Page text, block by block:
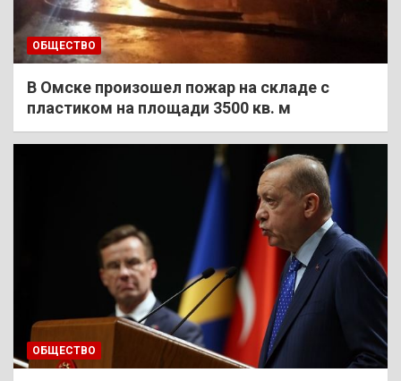
ОБЩЕСТВО
В Омске произошел пожар на складе с
пластиком на площади 3500 кв. м
ОБЩЕСТВО